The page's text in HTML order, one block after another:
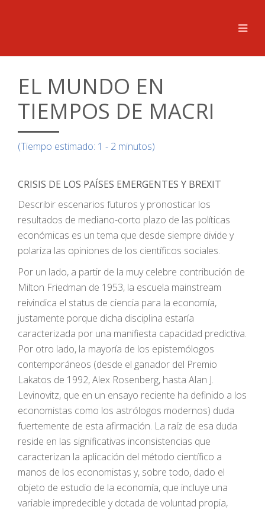
EL MUNDO EN
TIEMPOS DE MACRI
(Tiempo estimado: 1 - 2 minutos)
CRISIS DE LOS PAÍSES EMERGENTES Y BREXIT
Describir escenarios futuros y pronosticar los
resultados de mediano-corto plazo de las políticas
económicas es un tema que desde siempre divide y
polariza las opiniones de los científicos sociales.
Por un lado, a partir de la muy celebre contribución de
Milton Friedman de 1953, la escuela mainstream
reivindica el status de ciencia para la economía,
justamente porque dicha disciplina estaría
caracterizada por una manifiesta capacidad predictiva.
Por otro lado, la mayoría de los epistemólogos
contemporáneos (desde el ganador del Premio
Lakatos de 1992, Alex Rosenberg, hasta Alan J.
Levinovitz, que en un ensayo reciente ha definido a los
economistas como los astrólogos modernos) duda
fuertemente de esta afirmación. La raíz de esa duda
reside en las significativas inconsistencias que
caracterizan la aplicación del método científico a
manos de los economistas y, sobre todo, dado el
objeto de estudio de la economía, que incluye una
variable impredecible y dotada de voluntad propia,